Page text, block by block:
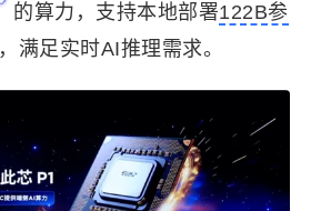
的算力，支持本地部署122B参
，满足实时AI推理需求。